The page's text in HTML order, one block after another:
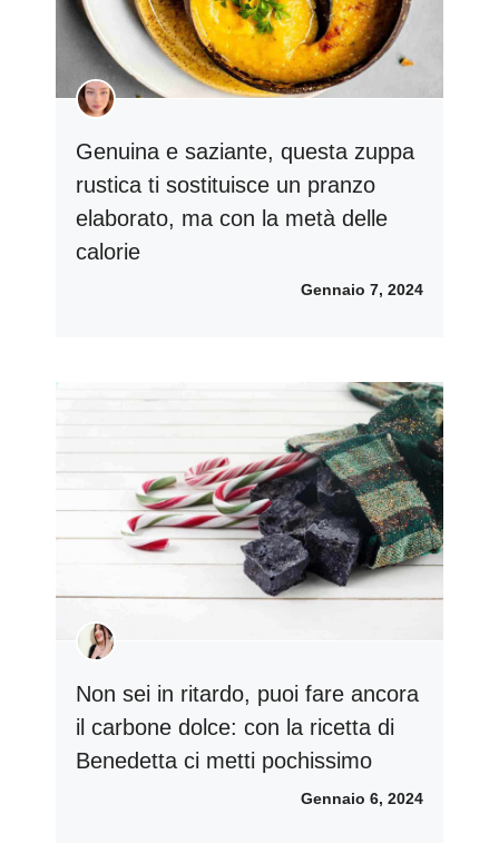
Genuina e saziante, questa zuppa
rustica ti sostituisce un pranzo
elaborato, ma con la metà delle
calorie
Gennaio 7, 2024
Non sei in ritardo, puoi fare ancora
il carbone dolce: con la ricetta di
Benedetta ci metti pochissimo
Gennaio 6, 2024